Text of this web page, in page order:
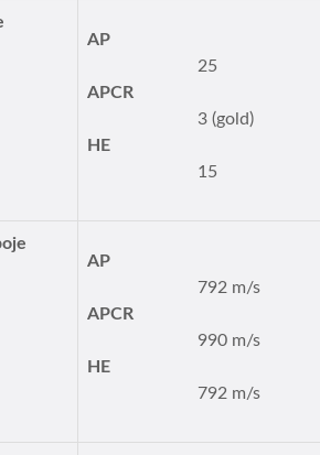
AP
25
APCR
3 (gold)
HE
15
AP
792 m/s
APCR
990 m/s
HE
792 m/s